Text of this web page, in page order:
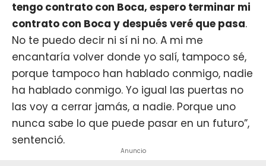
tengo contrato con Boca, espero terminar mi
contrato con Boca y después veré que pasa.
No te puedo decir ni sí ni no. A mi me
encantaría volver donde yo salí, tampoco sé,
porque tampoco han hablado conmigo, nadie
ha hablado conmigo. Yo igual las puertas no
las voy a cerrar jamás, a nadie. Porque uno
nunca sabe lo que puede pasar en un futuro”,
sentenció.
Anuncio